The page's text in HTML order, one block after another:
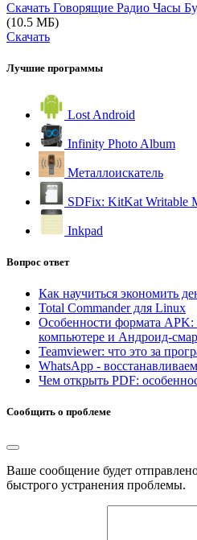
Скачать Говорящие Радио Часы
(10.5 МБ)
Скачать
Лучшие программы
Lost Android
Infinity Photo Album
Металлоискатель
SDFix: KitKat Writable
Inkpad
Вопрос ответ
Как научиться экономить
Total Commander для Linux
Особенности формата APK:
компьютере и Андроид-
Teamviewer: что это за
WhatsApp -
Чем открыть PDF:
Сообщить о проблеме
Ваше сообщение будет
быстрого устранения проблемы.